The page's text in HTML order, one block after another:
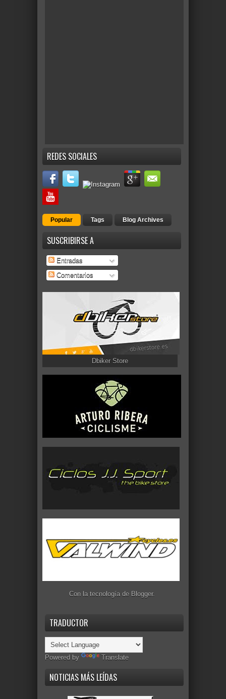
REDES SOCIALES
Popular Tags Blog Archives
SUSCRIBIRSE A
Entradas
Comentarios
Dbiker Store
Con la tecnología de Blogger.
TRADUCTOR
Powered by Translate
NOTICIAS MÁS LEÍDAS